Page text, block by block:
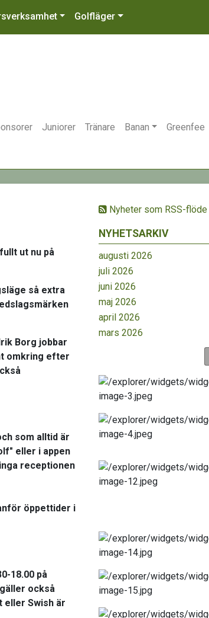
Golfläger
Juniorer Tränare Banan Greenfee
Nyheter som RSS-flöde
NYHETSARKIV
augusti 2026
juli 2026
juni 2026
maj 2026
april 2026
mars 2026
ut nu på
så extra
Borg jobbar
omkring efter
som alltid är
eller i appen
receptionen
öppettider i
18.00 på
också
eller Swish är